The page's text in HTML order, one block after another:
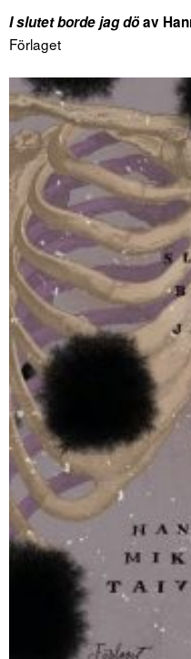
I slutet borde jag döav
Förlaget